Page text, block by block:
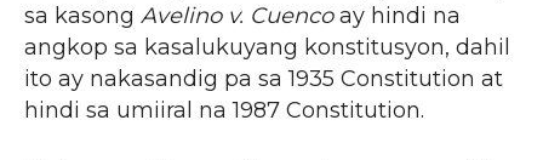
sa kasong Avelino v. Cuencoay hindi na
angkop sa kasalukuyang konstitusyon, dahil
ito ay nakasandig pa sa 1935 Constitution at
hindi sa umiiral na 1987 Constitution.